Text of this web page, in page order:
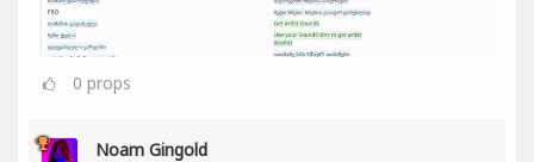
0 props
Noam Gingold